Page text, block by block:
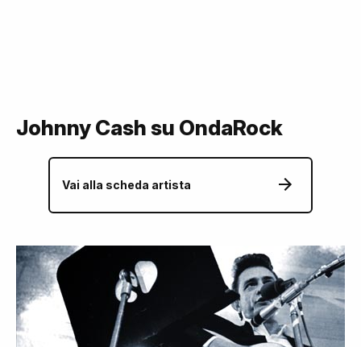
Johnny Cash su OndaRock
Vai alla scheda artista